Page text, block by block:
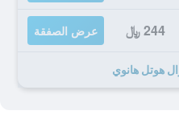
244 ﷼ عرض الصفقة